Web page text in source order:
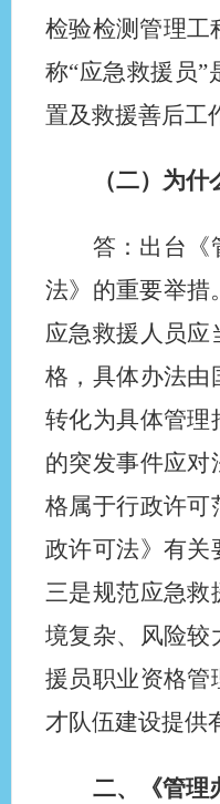
检验检测管理工
称“应急救援员
置及救援善后工
（二）为
答：出台《
法》的重要举措
应急救援人员
格，具体办法由
转化为具体管理
的突发事件应
格属于行政许可
政许可法》有关
三是规范应急救
境复杂、风险较
援员职业资格管
才队伍建设提供
二、《管理